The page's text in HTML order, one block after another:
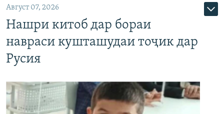
Август 07, 2026
Нашри китоб дар бораи
навраси кушташудаи тоҷик дар
Русия